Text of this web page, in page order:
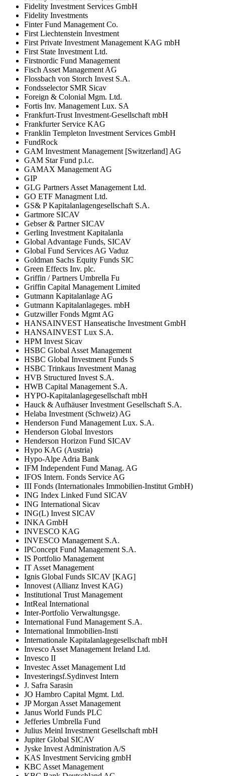
Fidelity Investment Services GmbH
Fidelity Investments
Finter Fund Management Co.
First Liechtenstein Investment
First Private Investment Management KAG mbH
First State Investment Ltd.
Firstnordic Fund Management
Fisch Asset Management AG
Flossbach von Storch Invest S.A.
Fondsselector SMR Sicav
Foreign & Colonial Mgm. Ltd.
Fortis Inv. Management Lux. SA
Frankfurt-Trust Investment-Gesellschaft mbH
Frankfurter Service KAG
Franklin Templeton Investment Services GmbH
FundRock
GAM Investment Management [Switzerland] AG
GAM Star Fund p.l.c.
GAMAX Management AG
GIP
GLG Partners Asset Management Ltd.
GO ETF Managment Ltd.
GS& P Kapitalanlagengesellschaft S.A.
Gartmore SICAV
Gebser & Partner SICAV
Gerling Investment Kapitalanla
Global Advantage Funds, SICAV
Global Fund Services AG Vaduz
Goldman Sachs Equity Funds SIC
Green Effects Inv. plc.
Griffin / Partners Umbrella Fu
Griffin Capital Management Limited
Gutmann Kapitalanlage AG
Gutmann Kapitalanlageges. mbH
Gutzwiller Fonds Mgmt AG
HANSAINVEST Hanseatische Investment GmbH
HANSAINVEST Lux S.A.
HPM Invest Sicav
HSBC Global Asset Management
HSBC Global Investment Funds S
HSBC Trinkaus Investment Manag
HVB Structured Invest S.A.
HWB Capital Management S.A.
HYPO-Kapitalanlagegesellschaft mbH
Hauck & Aufhäuser Investment Gesellschaft S.A.
Helaba Investment (Schweiz) AG
Henderson Fund Management Lux. S.A.
Henderson Global Investors
Henderson Horizon Fund SICAV
Hypo KAG (Austria)
Hypo-Alpe Adria Bank
IFM Independent Fund Manag. AG
IFOS Intern. Fonds Service AG
III Fonds (Internationales Immobilien-Institut GmbH)
ING Index Linked Fund SICAV
ING International Sicav
ING(L) Invest SICAV
INKA GmbH
INVESCO KAG
INVESCO Management S.A.
IPConcept Fund Management S.A.
IS Portfolio Management
IT Asset Management
Ignis Global Funds SICAV [KAG]
Innovest (Allianz Invest KAG)
Institutional Trust Management
IntReal International
Inter-Portfolio Verwaltungsge.
International Fund Management S.A.
International Immobilien-Insti
Internationale Kapitalanlagegesellschaft mbH
Invesco Asset Management Ireland Ltd.
Invesco II
Investec Asset Management Ltd
Investeringsf.Sydinvest Intern
J. Safra Sarasin
JO Hambro Capital Mgmt. Ltd.
JP Morgan Asset Management
Janus World Funds PLC
Jefferies Umbrella Fund
Julius Meinl Investment Gesellschaft mbH
Jupiter Global SICAV
Jyske Invest Administration A/S
KAS Investment Servicing gmbH
KBC Asset Management